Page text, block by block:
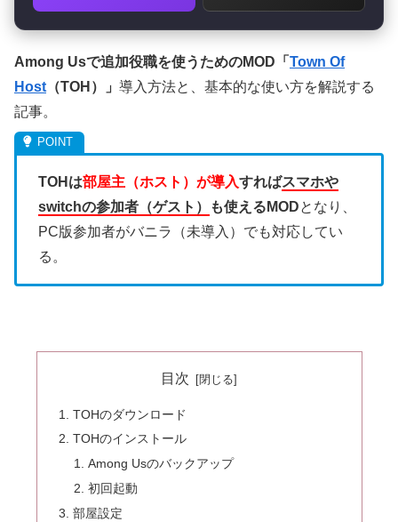
Among Usで追加役職を使うためのMOD「 Town Of
Host （TOH）」 導入方法と、基本的な使い方を解説する
記事。
TOHは部屋主（ホスト）が導入すればスマホや
switchの参加者（ゲスト）
も使えるMODとなり、
PC版参加者がバニラ（未導入）でも対応してい
る。
目次
TOHのダウンロード
TOHのインストール
Among Usのバックアップ
初回起動
部屋設定